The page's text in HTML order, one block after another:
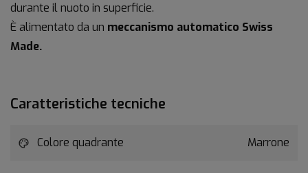
durante il nuoto in superficie.
È alimentato da un meccanismo automatico Swiss
Made.
Caratteristiche tecniche
Colore quadrante Marrone